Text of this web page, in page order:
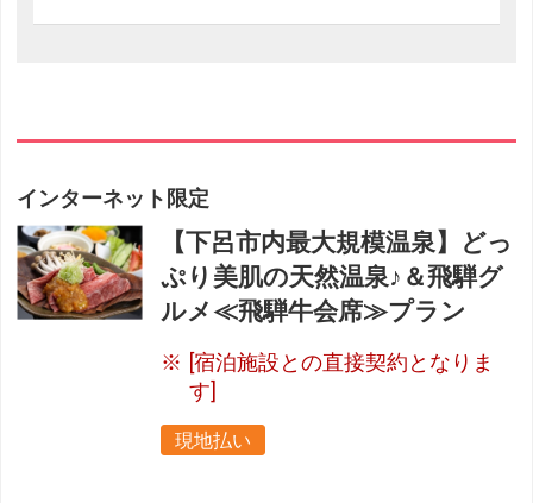
インターネット限定
【下呂市内最大規模温泉】どっ
ぷり美肌の天然温泉♪＆飛騨グ
ルメ≪飛騨牛会席≫プラン
[宿泊施設との直接契約となりま
す]
現地払い